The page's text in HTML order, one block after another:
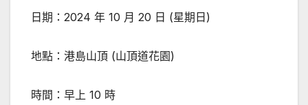
日期：2024 年 10 月 20 日 (星期日)
地點：港島山頂 (山頂道花園)
時間：早上 10 時